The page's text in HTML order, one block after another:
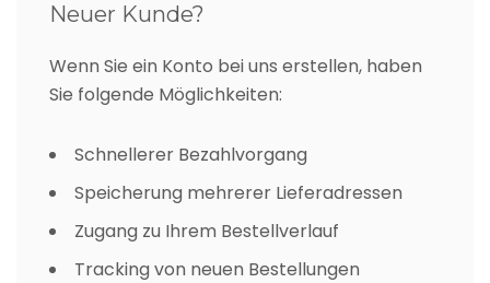
Neuer Kunde?
Wenn Sie ein Konto bei uns erstellen, haben
Sie folgende Möglichkeiten:
Schnellerer Bezahlvorgang
Speicherung mehrerer Lieferadressen
Zugang zu Ihrem Bestellverlauf
Tracking von neuen Bestellungen